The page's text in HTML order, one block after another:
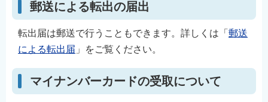
郵送による転出の届出
転出届は郵送で行うこともできます。詳しくは「 郵送
による転出届 」をご覧ください。
マイナンバーカードの受取について